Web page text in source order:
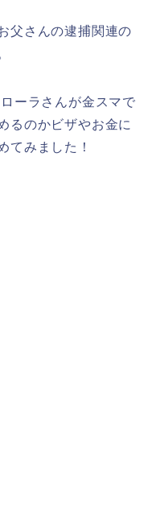
父さんの逮捕関連の
ーラさんが金スマで
るのかビザやお金に
てみました！